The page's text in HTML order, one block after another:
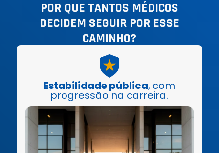
POR QUE TANTOS MÉDICOS
DECIDEM SEGUIR POR ESSE
CAMINHO?
Estabilidade pública, com
progressão na carreira.